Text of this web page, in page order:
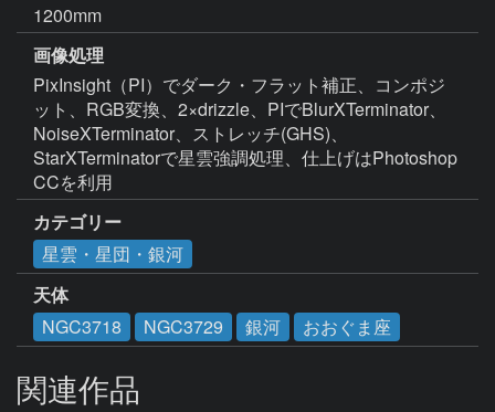
1200mm
画像処理
PixInsight（PI）でダーク・フラット補正、コンポジ
ット、RGB変換、2×drizzle、PIでBlurXTerminator、
NoiseXTerminator、ストレッチ(GHS)、
StarXTerminatorで星雲強調処理、仕上げはPhotoshop
CCを利用
カテゴリー
星雲・星団・銀河
天体
NGC3718
NGC3729 銀河 おおぐま座
関連作品